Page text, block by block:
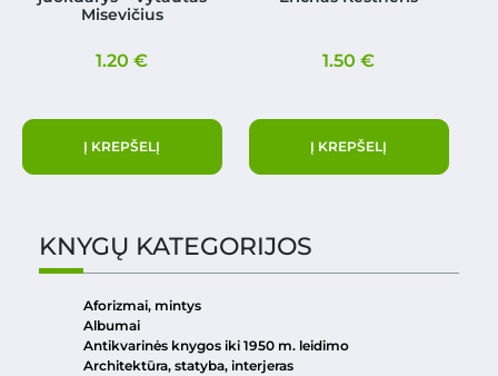
Misevičius
1.20€
Į KREPŠELĮ
1.50€
Į KREPŠELĮ
KNYGŲ KATEGORIJOS
Aforizmai, mintys
Albumai
Antikvarinės knygos iki 1950 m. leidimo
Architektūra, statyba, interjeras